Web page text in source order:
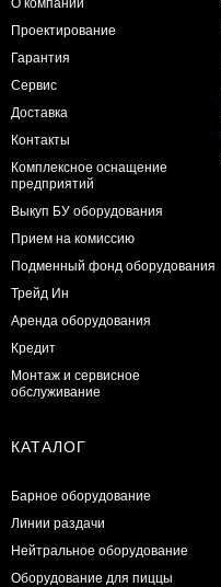
Проектирование
Гарантия
Сервис
Доставка
Контакты
Комплексное оснащение
предприятий
Выкуп БУ оборудования
Прием на комиссию
Подменный фонд оборудования
Трейд Ин
Аренда оборудования
Кредит
Монтаж и сервисное
обслуживание
КАТАЛОГ
Барное оборудование
Линии раздачи
Нейтральное оборудование
Оборудование для пиццы